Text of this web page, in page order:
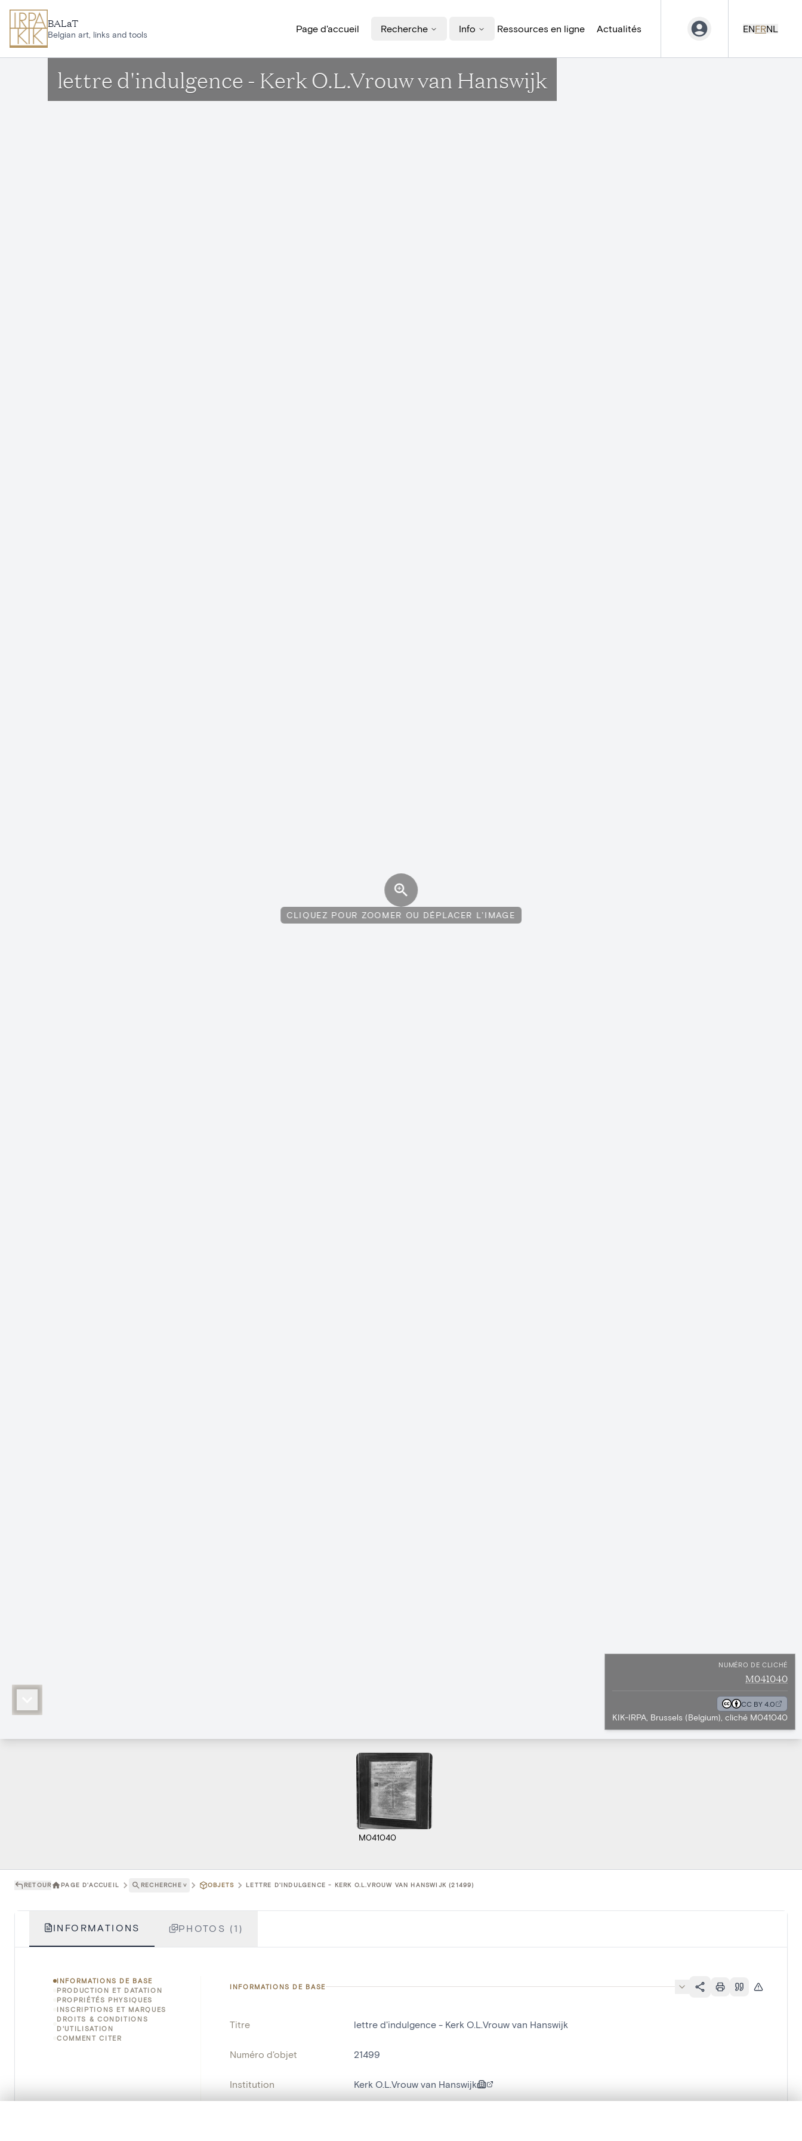
BALaT
Belgian art, links and tools
Page d'accueil Recherche Info Ressources en ligne Actualités ENFRNL
lettre d'indulgence - Kerk O.L.Vrouw van Hanswijk
CLIQUEZ POUR ZOOMER OU DÉPLACER L'IMAGE
NUMÉRO DE CLICHÉ
M041040
CC BY 4.0
KIK-IRPA, Brussels (Belgium), cliché M041040
M041040
RETOUR PAGE D'ACCUEIL RECHERCHE ˅ OBJETS LETTRE D'INDULGENCE - KERK O.L.VROUW VAN HANSWIJK (21499)
INFORMATIONS PHOTOS (1)
INFORMATIONS DE BASE
PRODUCTION ET DATATION
PROPRIÉTÉS PHYSIQUES
INSCRIPTIONS ET MARQUES
DROITS & CONDITIONS
D'UTILISATION
COMMENT CITER
INFORMATIONS DE BASE
Titre lettre d'indulgence - Kerk O.L.Vrouw van Hanswijk
Numéro d'objet 21499
Institution Kerk O.L.Vrouw van Hanswijk